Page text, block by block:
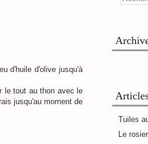
d'huile d'olive jusqu'à
le tout au thon avec le
jusqu'au moment de
Tuiles
Le